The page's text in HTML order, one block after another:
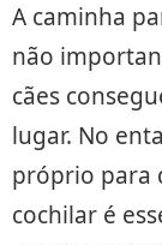
A caminha
não
cães
lugar. No
próprio para
cochilar é